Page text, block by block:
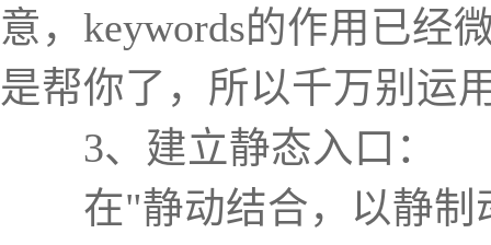
意，keywords的作用已经
是帮你了，所以千万别运
3、建立静态入口：
在"静动结合，以静制